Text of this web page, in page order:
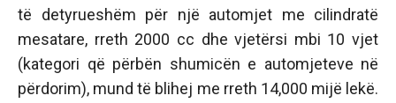
të detyrueshëm për një automjet me cilindratë
mesatare, rreth 2000 cc dhe vjetërsi mbi 10 vjet
(kategori që përbën shumicën e automjeteve në
përdorim), mund të blihej me rreth 14,000 mijë lekë.